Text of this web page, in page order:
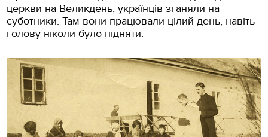
церкви на Великдень, українців зганяли на
суботники. Там вони працювали цілий день, навіть
голову ніколи було підняти.